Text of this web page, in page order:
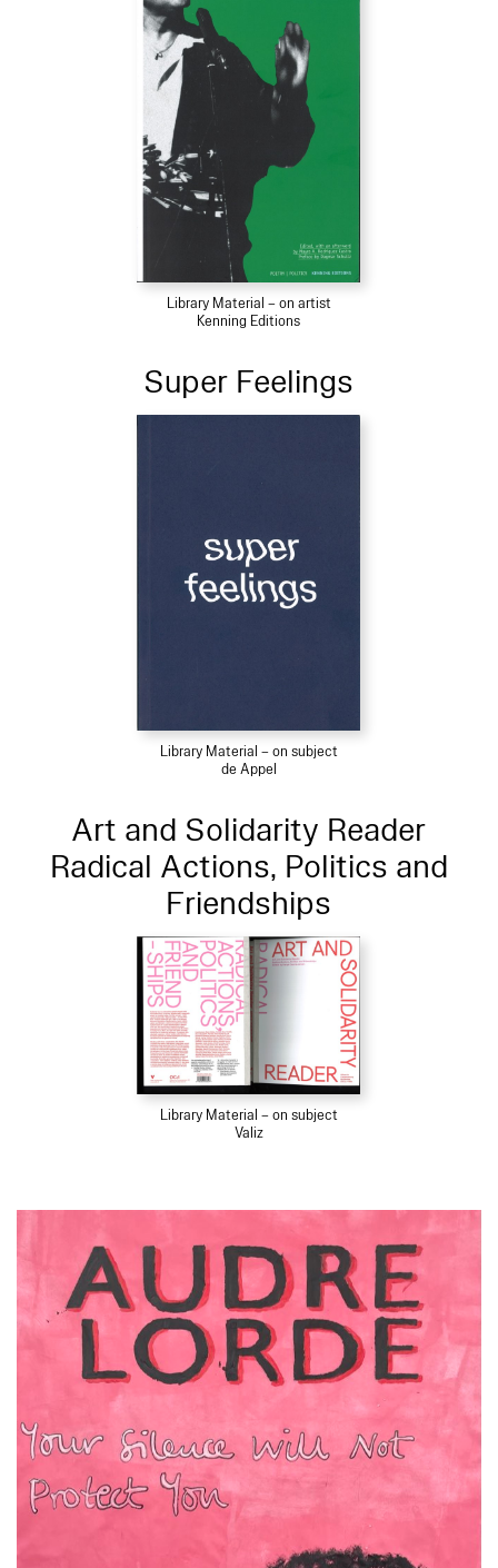
Library Material – on artist
Kenning Editions
Super Feelings
Library Material – on subject
de Appel
Art and Solidarity Reader
Radical Actions, Politics and
Friendships
Library Material – on subject
Valiz